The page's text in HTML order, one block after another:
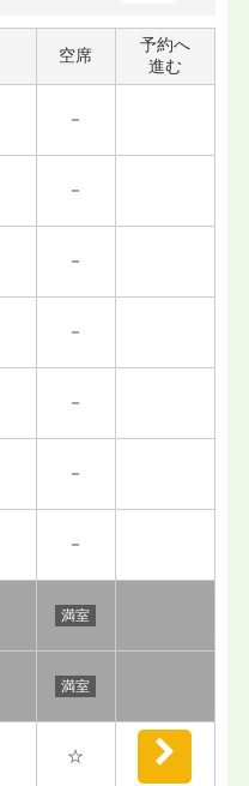
空席
予約へ
進む
－
－
－
－
－
－
－
満室
満室
☆